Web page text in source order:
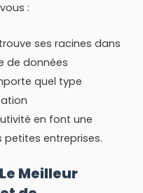
:
ses racines dans
de données
quel type
en font une
entreprises.
Meilleur